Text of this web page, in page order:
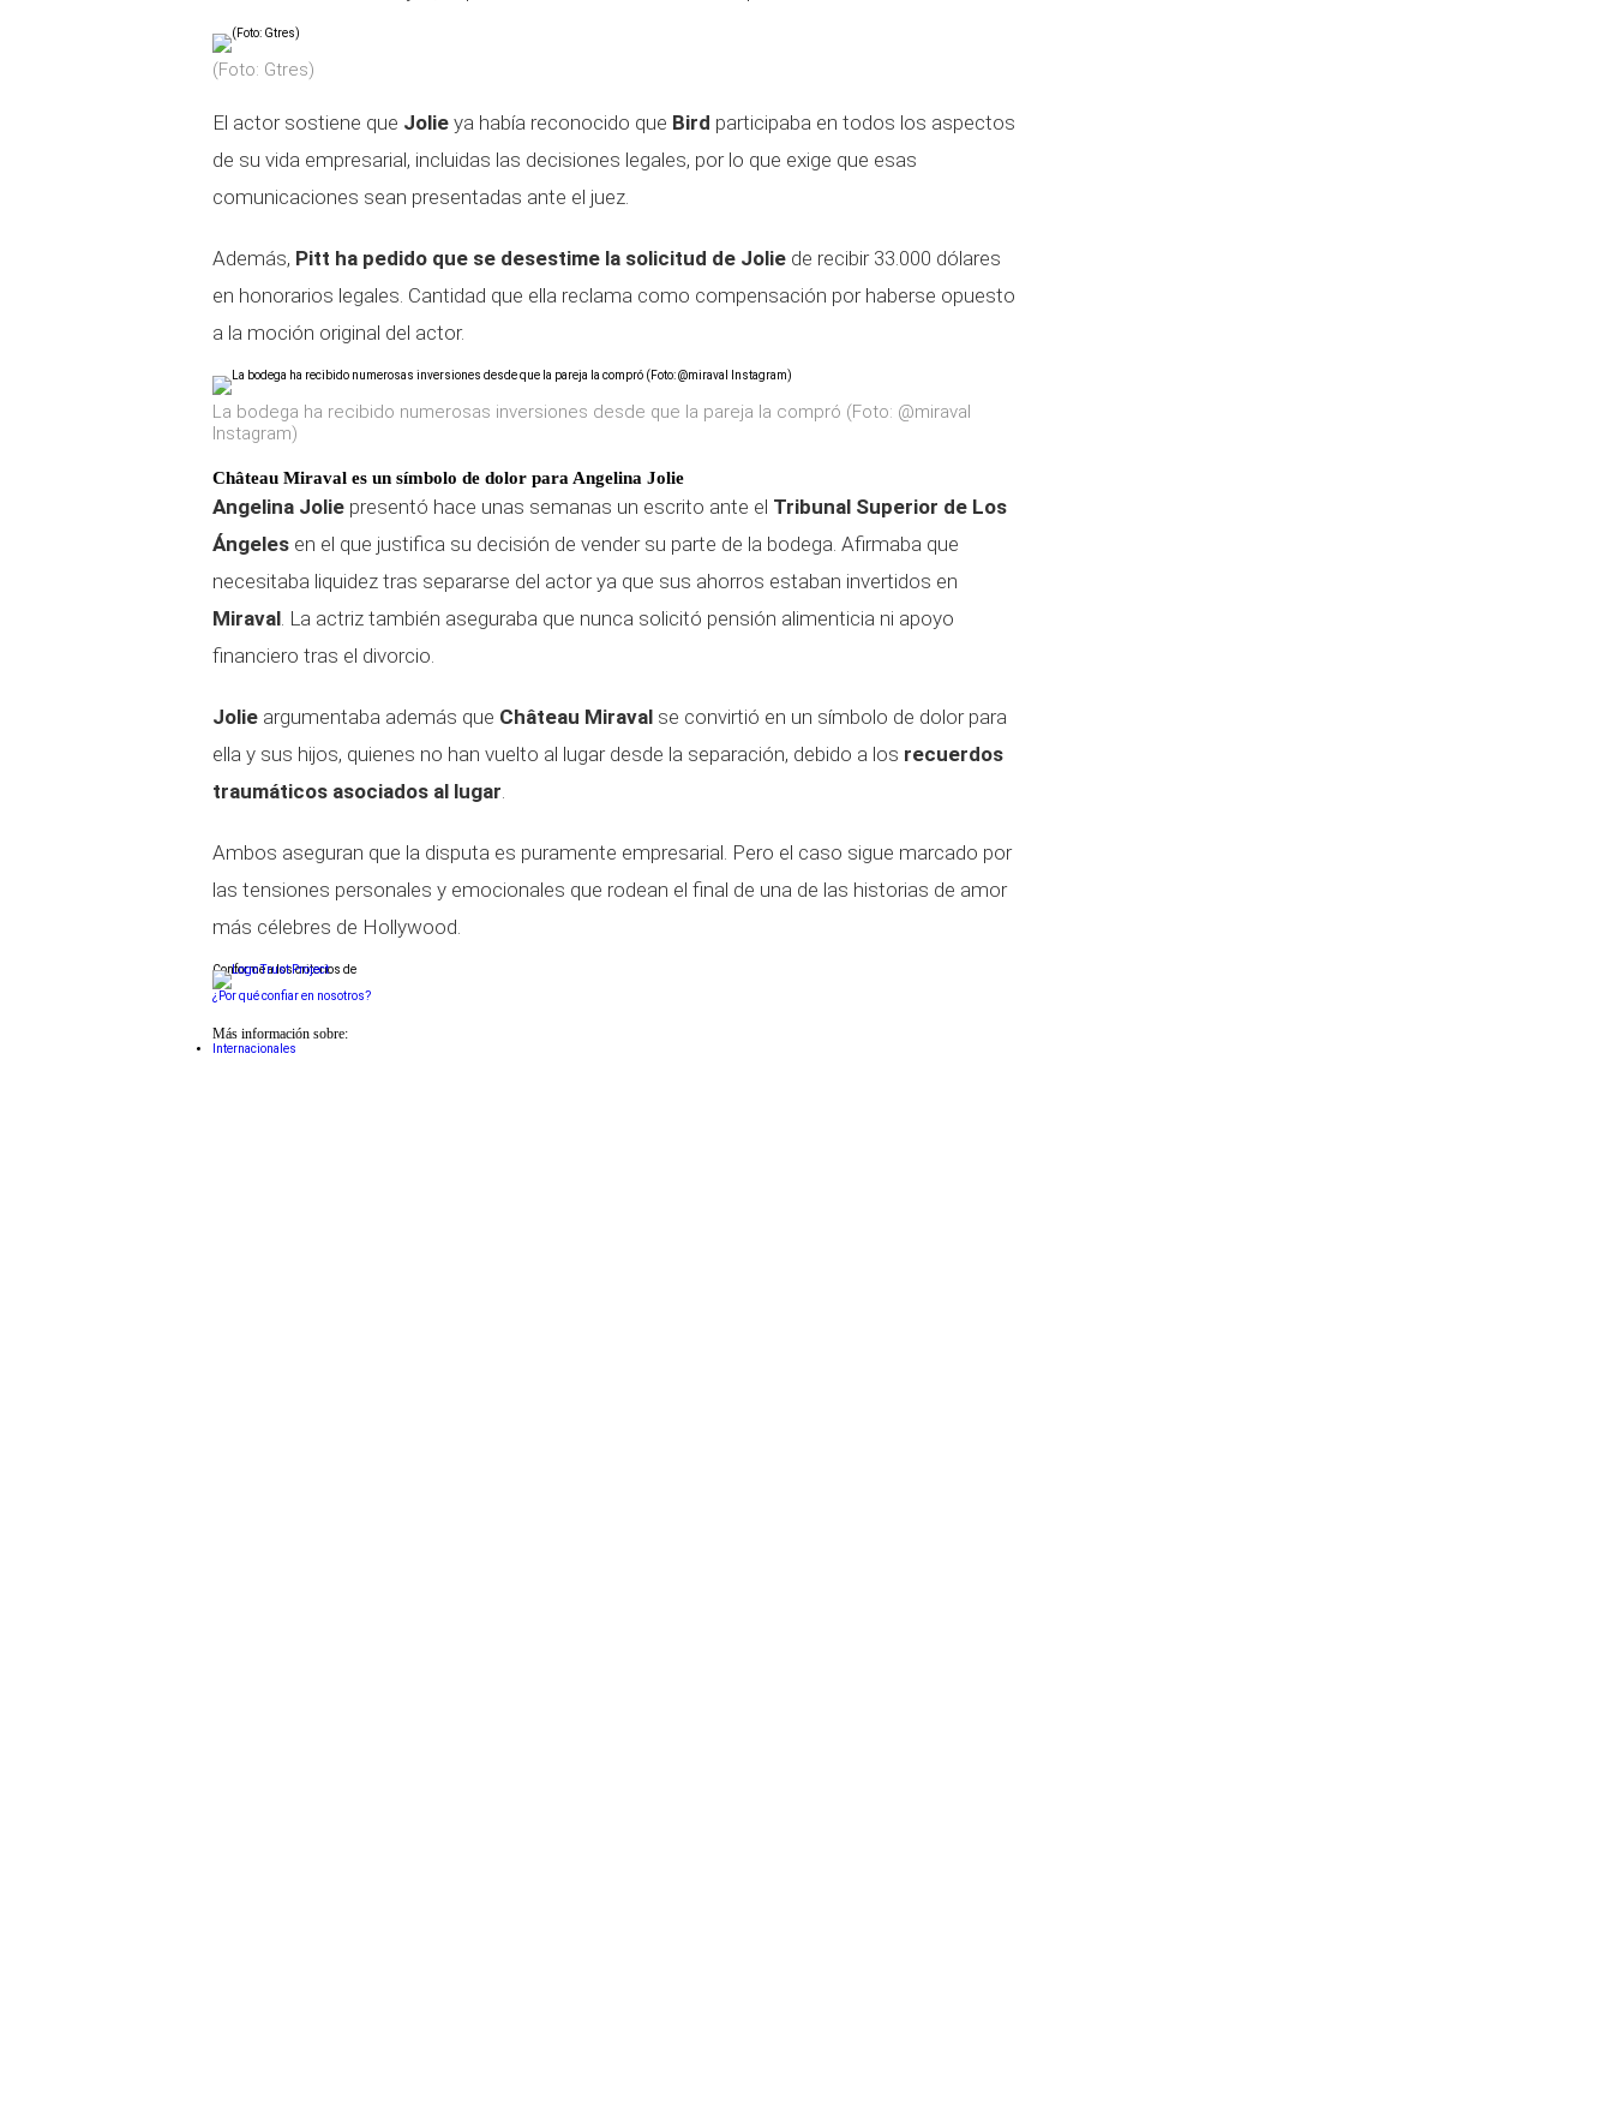
(Foto: Gtres)
El actor sostiene que Jolie ya había reconocido que Bird participaba en todos los aspectos
de su vida empresarial, incluidas las decisiones legales, por lo que exige que esas
comunicaciones sean presentadas ante el juez.
Además, Pitt ha pedido que se desestime la solicitud de Jolie de recibir 33.000 dólares
en honorarios legales. Cantidad que ella reclama como compensación por haberse opuesto
a la moción original del actor.
La bodega ha recibido numerosas inversiones desde que la pareja la compró (Foto: @miraval
Instagram)
Château Miraval es un símbolo de dolor para Angelina Jolie
Angelina Jolie presentó hace unas semanas un escrito ante el Tribunal Superior de Los
Ángeles en el que justifica su decisión de vender su parte de la bodega. Afirmaba que
necesitaba liquidez tras separarse del actor ya que sus ahorros estaban invertidos en
Miraval. La actriz también aseguraba que nunca solicitó pensión alimenticia ni apoyo
financiero tras el divorcio.
Jolie argumentaba además que Château Miraval se convirtió en un símbolo de dolor para
ella y sus hijos, quienes no han vuelto al lugar desde la separación, debido a los recuerdos
traumáticos asociados al lugar.
Ambos aseguran que la disputa es puramente empresarial. Pero el caso sigue marcado por
las tensiones personales y emocionales que rodean el final de una de las historias de amor
más célebres de Hollywood.
Conforme a los criterios de
¿Por qué confiar en nosotros?
Más información sobre:
Internacionales